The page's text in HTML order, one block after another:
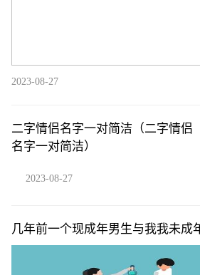
2023-08-27
二字情侣名字一对简洁（二字情侣
名字一对简洁）
2023-08-27
几年前一个现成年男生与我我未成
们今年七月